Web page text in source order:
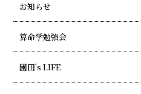
お知らせ
算命学勉強会
園田's LIFE